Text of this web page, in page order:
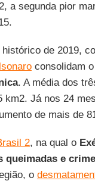
a segunda pior
de 2019,
consolidam
. A média dos
km2. Já nos 24
de mais de
2, na qual o
queimadas e
o